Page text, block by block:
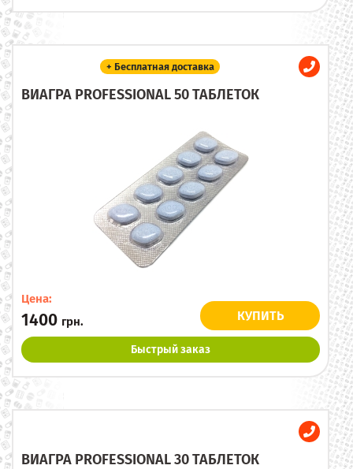
+ Бесплатная доставка
ВИАГРА PROFESSIONAL 50 ТАБЛЕТОК
Цена:
1400 грн. КУПИТЬ
Быстрый заказ
ВИАГРА PROFESSIONAL 30 ТАБЛЕТОК